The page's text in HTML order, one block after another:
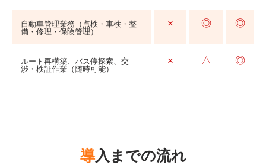
自動車管理業務（点検・車検・整
備・修理・保険管理）
× ◎ ◎
ルート再構築、バス停探索、交
渉・検証作業（随時可能）
× △ ◎
導入までの流れ